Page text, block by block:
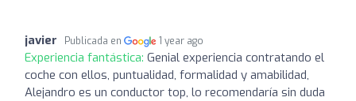
javier Publicada en 1 year ago
Experiencia fantástica: Genial experiencia contratando el
coche con ellos, puntualidad, formalidad y amabilidad,
Alejandro es un conductor top, lo recomendaría sin duda